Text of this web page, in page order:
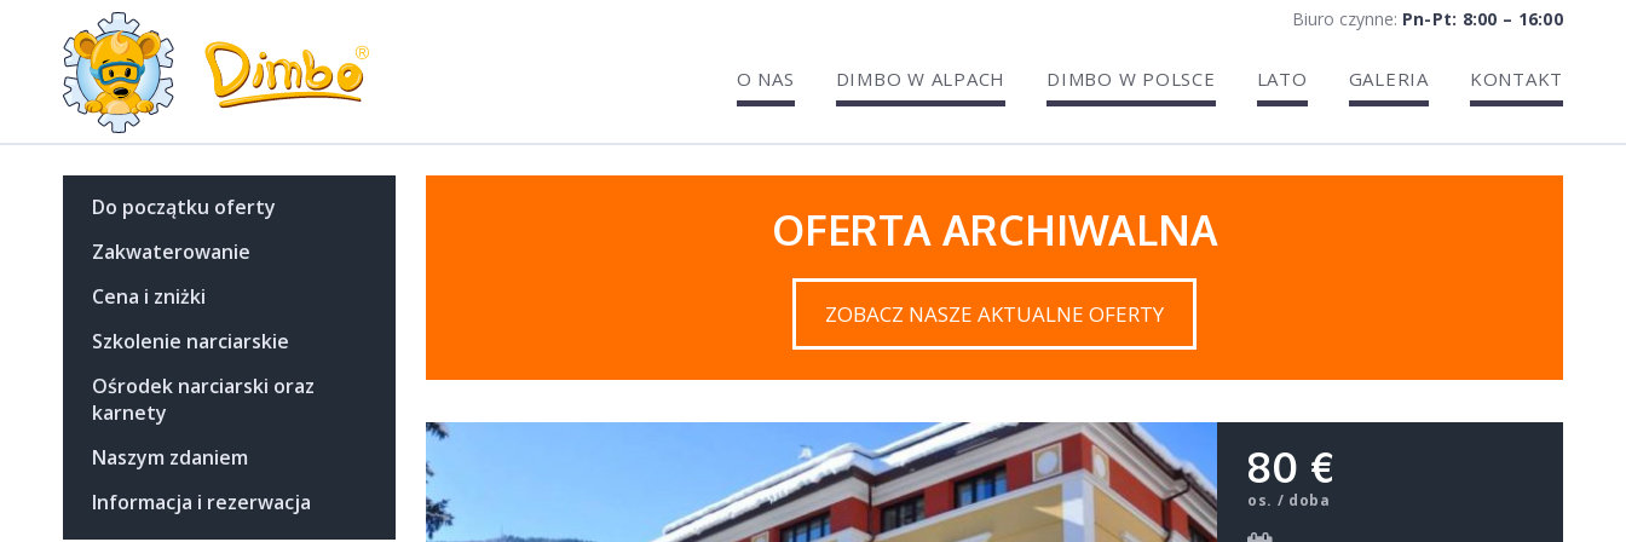
Biuro czynne: Pn-Pt: 8:00 – 16:00
O NAS DIMBO W ALPACH DIMBO W POLSCE LATO GALERIA KONTAKT
Do początku oferty
Zakwaterowanie
Cena i zniżki
Szkolenie narciarskie
Ośrodek narciarski oraz
karnety
Naszym zdaniem
Informacja i rezerwacja
OFERTA ARCHIWALNA
ZOBACZ NASZE AKTUALNE OFERTY
80 €
os. / doba